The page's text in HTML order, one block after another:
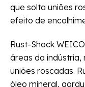
que solta uniões
efeito de
Rust-Shock
áreas da indústria,
uniões roscadas.
óleo mineral,